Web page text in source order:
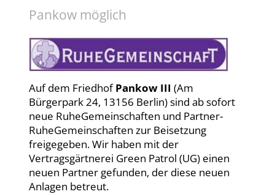
Pankow möglich
Auf dem FriedhofPankow III (Am
Bürgerpark 24, 13156 Berlin) sind ab sofort
neue RuheGemeinschaften und Partner-
RuheGemeinschaften zur Beisetzung
freigegeben. Wir haben mit der
Vertragsgärtnerei Green Patrol (UG) einen
neuen Partner gefunden, der diese neuen
Anlagen betreut.